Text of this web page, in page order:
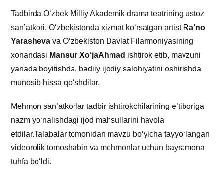
Tadbirda O‘zbek Milliy Akademik drama teatrining ustoz
san’atkori, O‘zbekistonda xizmat ko‘rsatgan artist Ra’no
Yarasheva va O‘zbekiston Davlat Filarmoniyasining
xonandasi Mansur Xo‘jaAhmad ishtirok etib, mavzuni
yanada boyitishda, badiiy ijodiy salohiyatini oshirishda
munosib hissa qo‘shdilar.
Mehmon san’atkorlar tadbir ishtirokchilarining e’tiboriga
nazm yo‘nalishdagi ijod mahsullarini havola
etdilar.Talabalar tomonidan mavzu bo‘yicha tayyorlangan
videorolik tomoshabin va mehmonlar uchun bayramona
tuhfa bo‘ldi.